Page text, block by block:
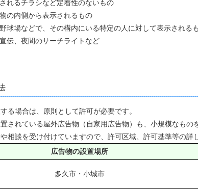
れるチラシなど定着性のないもの
の内側から表示されるもの
球場などで、その構内にいる特定の人に対して表示される
伝、夜間のサーチライトなど
る場合は、原則として許可が必要です。
されている屋外広告物（自家用広告物）も、小規模なもの
相談を受け付けていますので、許可区域、許可基準等の詳
広告物の設置場所
多久市・小城市